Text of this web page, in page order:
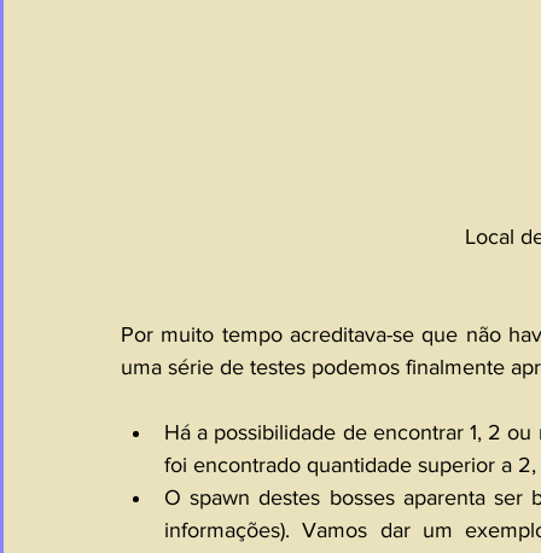
Local
Por muito tempo acreditava-se que não
uma série de testes podemos finalmente
Há a possibilidade de encontrar 1, 2
foi encontrado quantidade superior a
O spawn destes bosses aparenta
informações). Vamos dar um